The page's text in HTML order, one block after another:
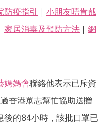
防疫指引 ｜ 小朋友唔肯戴
｜ 家居消毒及預防方法 ｜ 網
媽媽會聯絡他表示已斥資
香港眾志幫忙協助送贈
後的84小時，該批口罩已